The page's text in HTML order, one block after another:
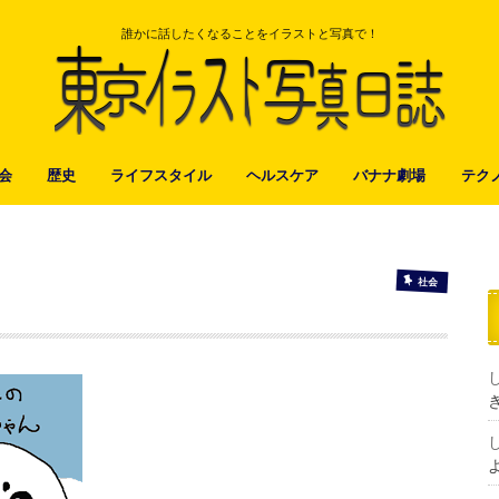
誰かに話したくなることをイラストと写真で！
歴史 ライフスタイル ヘルスケア バナナ劇場 テク
社会